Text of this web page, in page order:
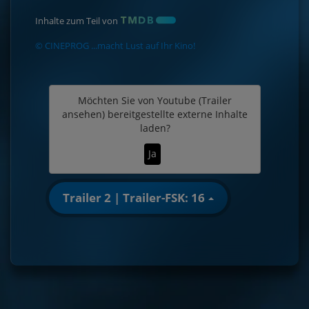
Inhalte zum Teil von
© CINEPROG ...macht Lust auf Ihr Kino!
Möchten Sie von Youtube (Trailer
ansehen) bereitgestellte externe Inhalte
laden?
Ja
Trailer 2 | Trailer-FSK: 16